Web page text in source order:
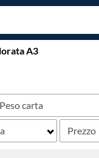
A3
Peso carta
Prezzo